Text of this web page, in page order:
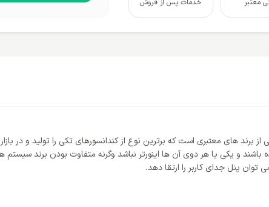
معتبر
خدمات پس از فروش
از برند های معتبری است که برترین نوع از کندانسورهای تکی را تولید و در
باشند و یکی یا هر دوی آن ها اینورتر نباشد وگرنه متفاوت بودن برند